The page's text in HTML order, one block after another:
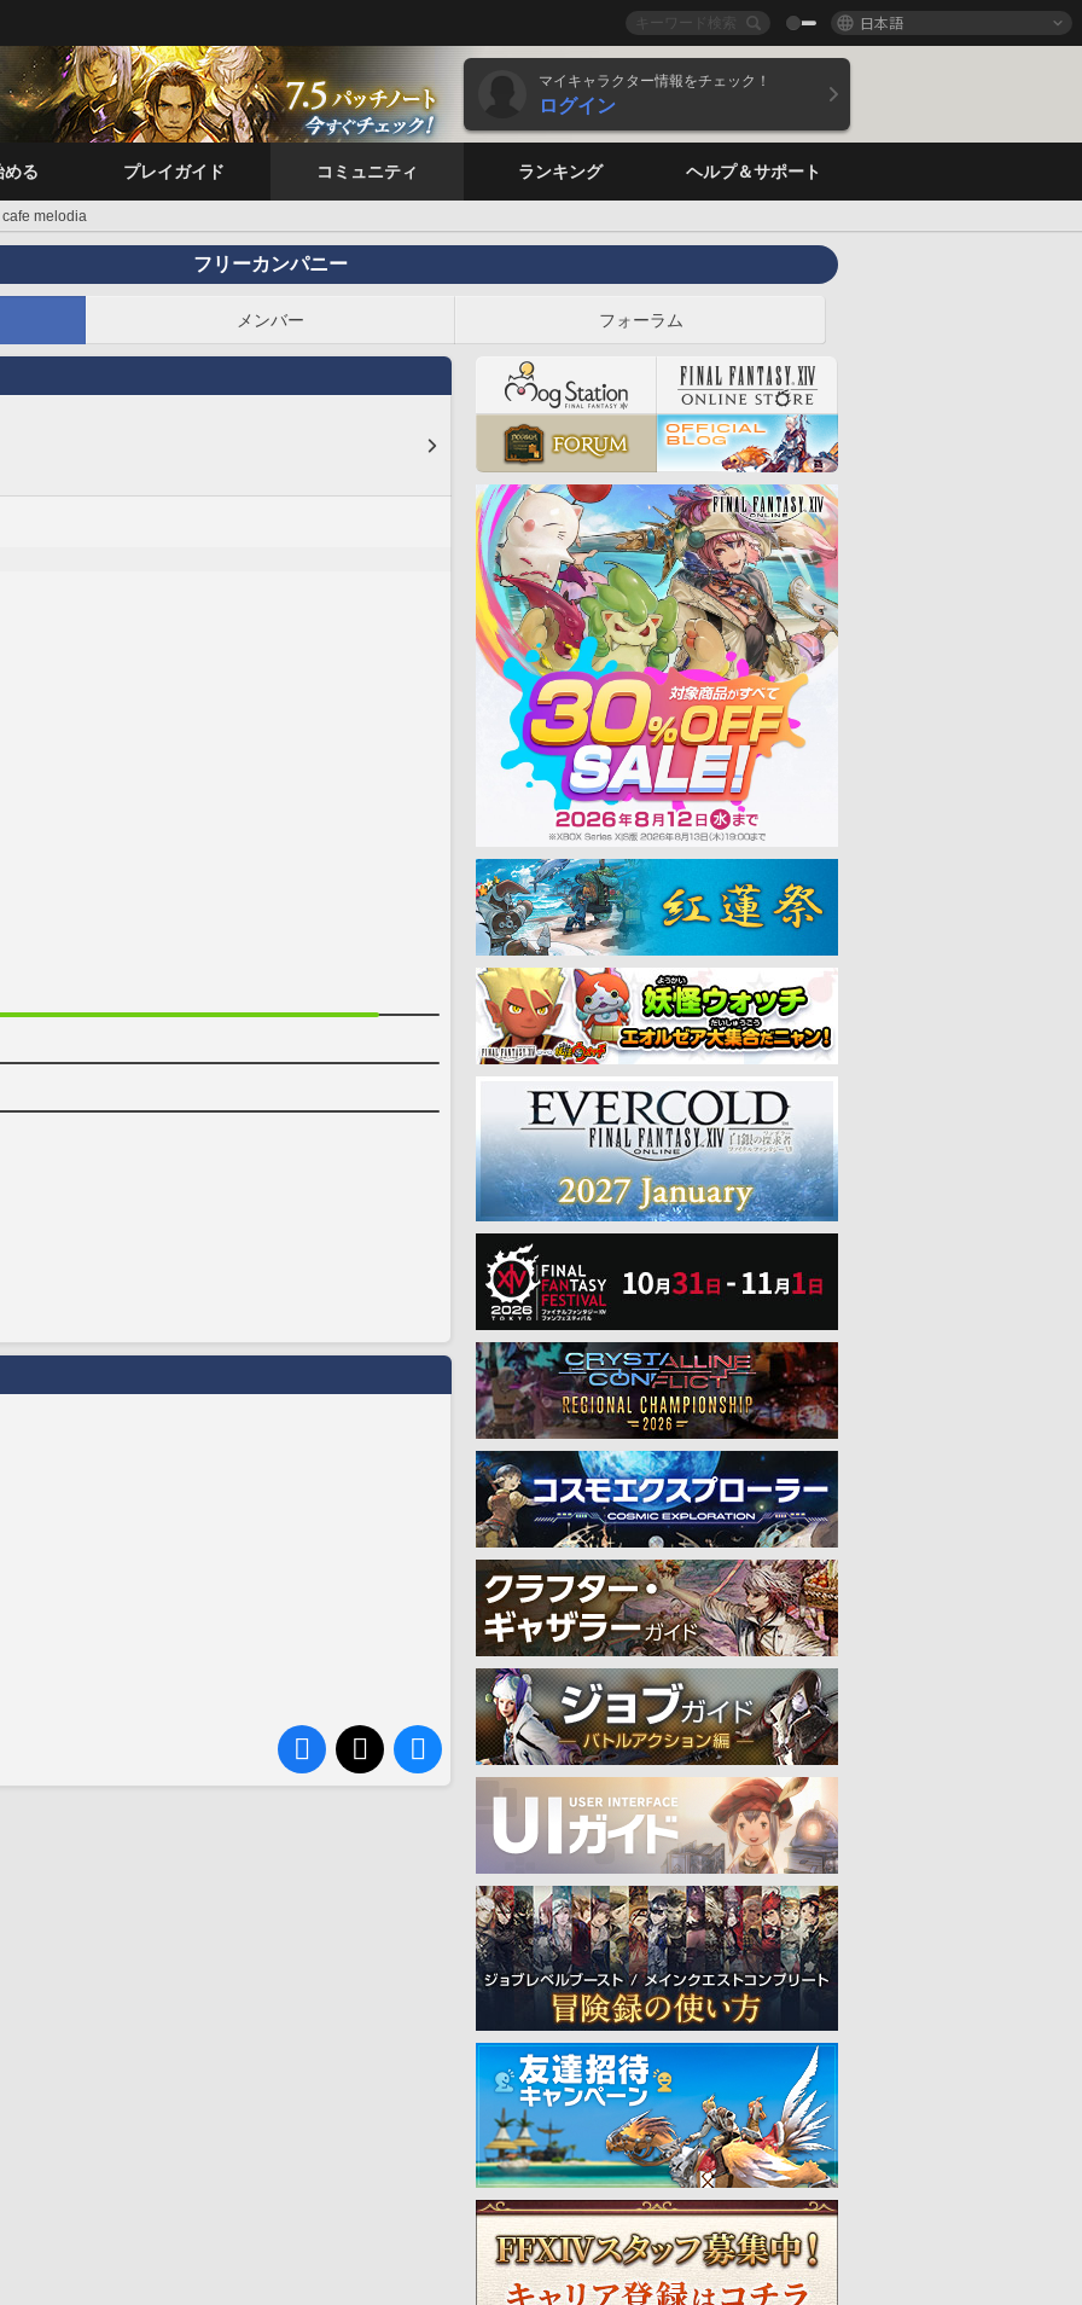
日本語
マイキャラクター情報をチェック！
ログイン
める プレイガイド コミュニティ ランキング ヘルプ＆サポート
cafe melodia
フリーカンパニー
メンバー フォーラム